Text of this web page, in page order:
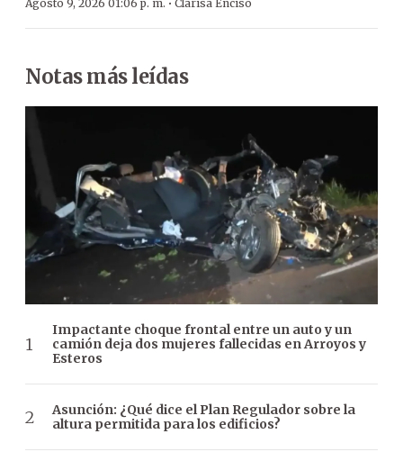
Agosto 9, 2026 01:06 p. m. Clarisa Enciso
Notas más leídas
Impactante choque frontal entre un auto y un
camión deja dos mujeres fallecidas en Arroyos y
Esteros
Asunción: ¿Qué dice el Plan Regulador sobre la
altura permitida para los edificios?